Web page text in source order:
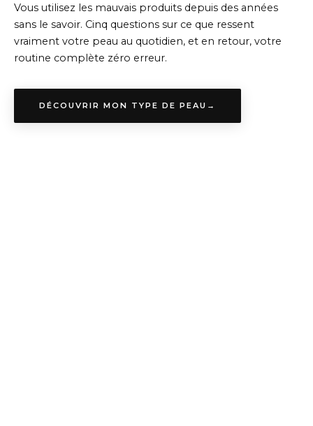
Vous utilisez les mauvais produits depuis des années
sans le savoir. Cinq questions sur ce que ressent
vraiment votre peau au quotidien, et en retour, votre
routine complète zéro erreur.
DÉCOUVRIR MON TYPE DE PEAU →